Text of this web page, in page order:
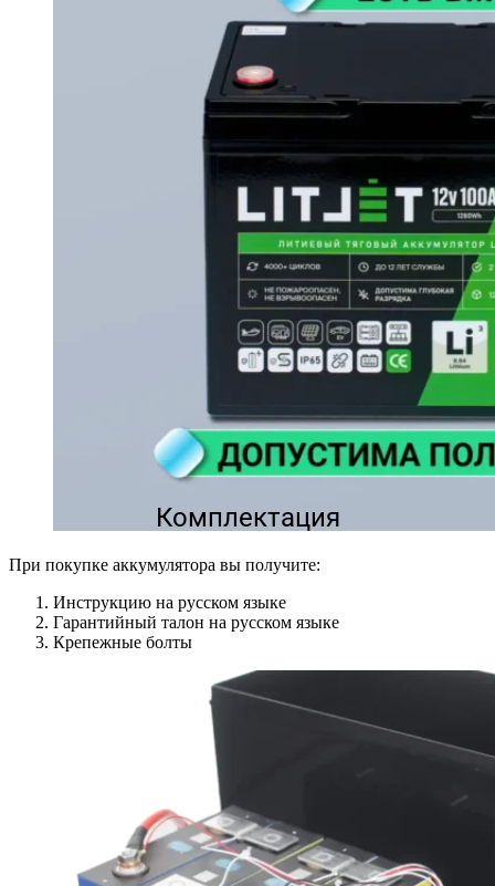
Комплектация
При покупке аккумулятора вы получите:
Инструкцию на русском языке
Гарантийный талон на русском языке
Крепежные болты